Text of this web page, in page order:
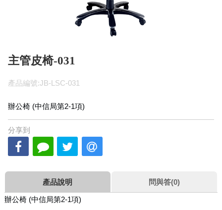
主管皮椅-031
產品編號:JB-LSC-031
辦公椅 (中信局第2-1項)
分享到
產品說明 問與答(0)
辦公椅 (中信局第2-1項)